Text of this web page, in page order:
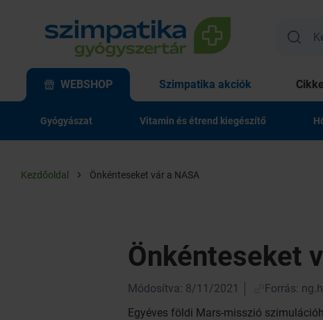
WEBSHOP Szimpatika akciók
Gyógyászat Vitamin és étrend kiegészítő
Kezdőoldal Önkénteseket vár a NASA
Önkénteseket
Módosítva: 8/11/2021 Forrás:
Egyéves földi Mars-misszió